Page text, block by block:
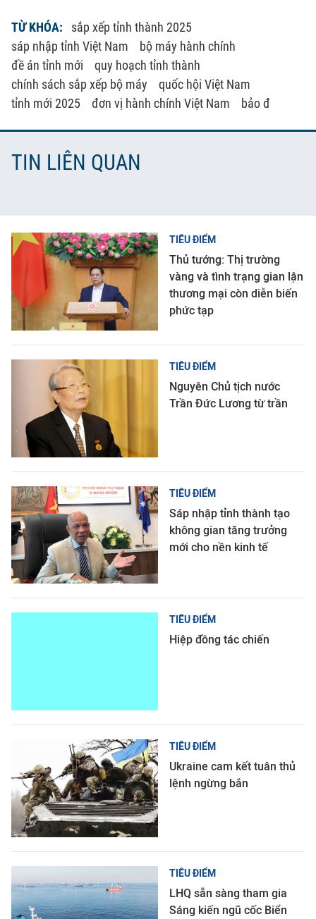
TỪ KHÓA:
sắp xếp tỉnh thành 2025
sáp nhập tỉnh Việt Nam
bộ máy hành chính
đề án tỉnh mới
quy hoạch tỉnh thành
chính sách sắp xếp bộ máy
quốc hội Việt Nam
tỉnh mới 2025
đơn vị hành chính Việt Nam bảo đ
TIN LIÊN QUAN
TIÊU ĐIỂM
Thủ tướng: Thị trường
vàng và tình trạng gian lận
thương mại còn diễn biến
phức tạp
TIÊU ĐIỂM
Nguyên Chủ tịch nước
Trần Đức Lương từ trần
TIÊU ĐIỂM
Sáp nhập tỉnh thành tạo
không gian tăng trưởng
mới cho nền kinh tế
TIÊU ĐIỂM
Hiệp đồng tác chiến
TIÊU ĐIỂM
Ukraine cam kết tuân thủ
lệnh ngừng bắn
TIÊU ĐIỂM
LHQ sẵn sàng tham gia
Sáng kiến ngũ cốc Biển